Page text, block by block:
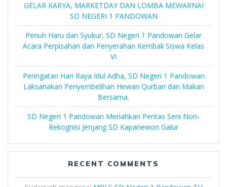
GELAR KARYA, MARKETDAY DAN LOMBA MEWARNAI
SD NEGERI 1 PANDOWAN
Penuh Haru dan Syukur, SD Negeri 1 Pandowan Gelar
Acara Perpisahan dan Penyerahan Kembali Siswa Kelas
VI
Peringatan Hari Raya Idul Adha, SD Negeri 1 Pandowan
Laksanakan Penyembelihan Hewan Qurban dan Makan
Bersama.
SD Negeri 1 Pandowan Meriahkan Pentas Seni Non-
Rekognisi Jenjang SD Kapanewon Galur
RECENT COMMENTS